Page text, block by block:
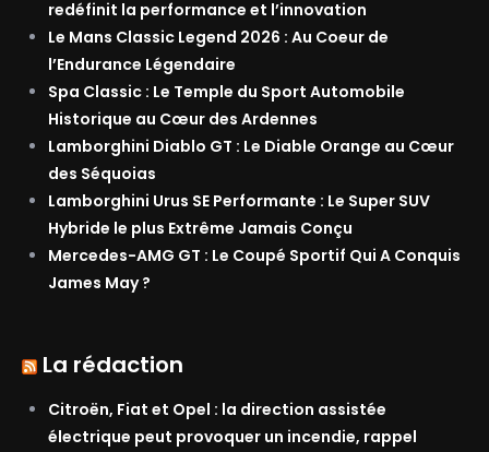
redéfinit la performance et l’innovation
Le Mans Classic Legend 2026 : Au Coeur de
l’Endurance Légendaire
Spa Classic : Le Temple du Sport Automobile
Historique au Cœur des Ardennes
Lamborghini Diablo GT : Le Diable Orange au Cœur
des Séquoias
Lamborghini Urus SE Performante : Le Super SUV
Hybride le plus Extrême Jamais Conçu
Mercedes-AMG GT : Le Coupé Sportif Qui A Conquis
James May ?
La rédaction
Citroën, Fiat et Opel : la direction assistée
électrique peut provoquer un incendie, rappel